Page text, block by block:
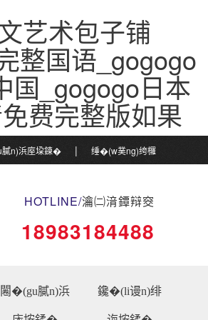
艺术包子铺
整国语_gogogo
国_gogogo日本
费完整版如果
n)浜庢垜鍊� | 缍�(w菐ng)绔欏
HOTLINE/瀹㈡湇鐔辩窔
18983184488
闂�(gu膩n)浜 鑱�(li谩n)绯